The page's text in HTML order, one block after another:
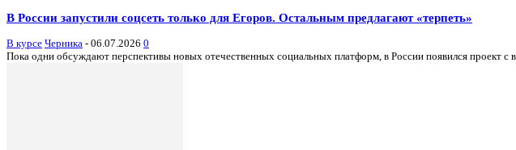
В России запустили соцсеть только для Егоров. Остальным предлагают «терпеть»
В курсе Черника - 06.07.2026 0
Пока одни обсуждают перспективы новых отечественных социальных платформ, в России появился проект с